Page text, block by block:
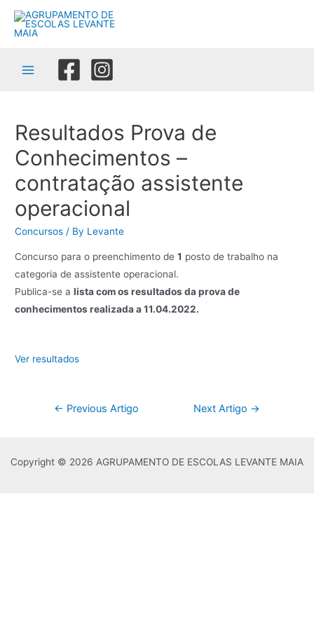
Resultados Prova de
Conhecimentos –
contratação assistente
operacional
Concursos / By Levante
Concurso para o preenchimento de1 posto de trabalho na
categoria de assistente operacional.
Publica-se alista com os resultados da prova de
conhecimentos realizada a 11.04.2022.
Ver resultados
Navegação
← Previous Artigo Next Artigo →
Copyright © 2026 AGRUPAMENTO DE ESCOLAS LEVANTE MAIA